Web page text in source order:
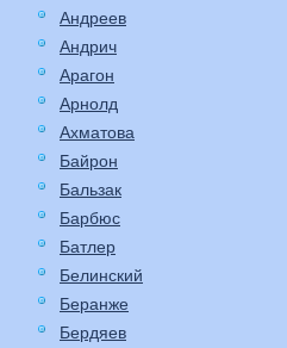
Андреев
Андрич
Арагон
Арнолд
Ахматова
Байрон
Бальзак
Барбюс
Батлер
Белинский
Беранже
Бердяев